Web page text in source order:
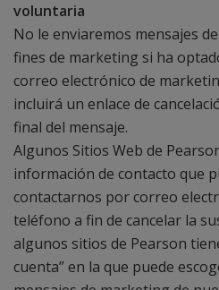
voluntaria
No le enviaremos mensajes
fines de marketing si ha
correo electrónico de
incluirá un enlace de
final del mensaje.
Algunos Sitios Web de
información de contacto que
contactarnos por correo
teléfono a fin de cancelar la
algunos sitios de Pearson
cuenta” en la que puede